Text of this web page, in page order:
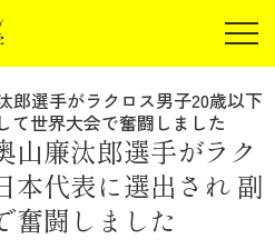
在学生の方
卒業生の方
保証人の方
企業・研究者の方
JP EN
郎選手がラクロス男子20歳以下
て世界大会で奮闘しました
山廉汰郎選手がラク
本代表に選出され 副
奮闘しました